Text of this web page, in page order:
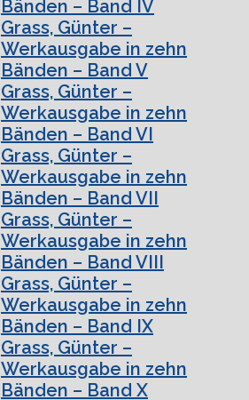
Bänden – Band IV
Grass, Günter –
Werkausgabe in zehn
Bänden – Band V
Grass, Günter –
Werkausgabe in zehn
Bänden – Band VI
Grass, Günter –
Werkausgabe in zehn
Bänden – Band VII
Grass, Günter –
Werkausgabe in zehn
Bänden – Band VIII
Grass, Günter –
Werkausgabe in zehn
Bänden – Band IX
Grass, Günter –
Werkausgabe in zehn
Bänden – Band X